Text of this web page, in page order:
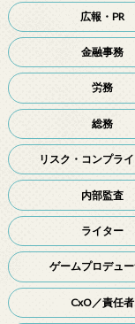
広報・PR
金融事務
労務
総務
リスク・コンプラ
内部監査
ライター
ゲームプロデュ
CxO／責任者